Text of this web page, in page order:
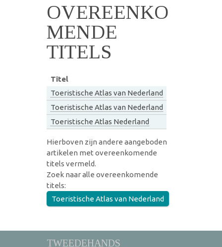
OVEREENKO
MENDE
TITELS
Titel
Toeristische Atlas van Nederland
Toeristische Atlas van Nederland
Toeristische Atlas Nederland
Hierboven zijn andere aangeboden
artikelen met overeenkomende
titels vermeld.
Zoek naar alle overeenkomende
titels:
Toeristische Atlas van Nederland
TWEEDEHANDS